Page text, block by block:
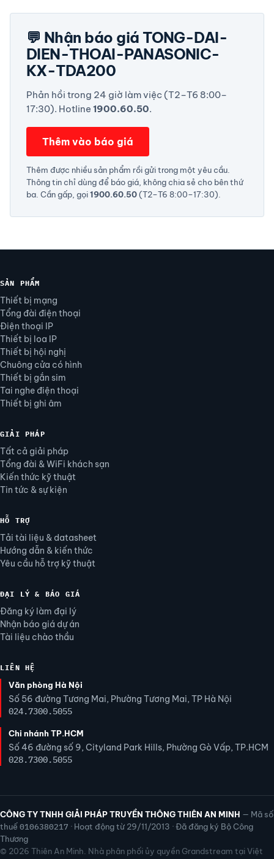
💬 Nhận báo giá TONG-DAI-
DIEN-THOAI-PANASONIC-
KX-TDA200
Phản hồi trong 24 giờ làm việc (T2–T6 8:00–
17:30). Hotline 1900.60.50.
Thêm vào báo giá
Thêm được nhiều sản phẩm rồi gửi trong một yêu cầu.
Thông tin chỉ dùng để báo giá, không chia sẻ cho bên thứ
ba. Cần gấp, gọi1900.60.50(T2–T6 8:00–17:30).
SẢN PHẨM
Thiết bị mạng
Tổng đài điện thoại
Điện thoại IP
Thiết bị loa IP
Thiết bị hội nghị
Chuông cửa có hình
Thiết bị gắn sim
Tai nghe điện thoại
Thiết bị ghi âm
GIẢI PHÁP
Tất cả giải pháp
Tổng đài & WiFi khách sạn
Kiến thức kỹ thuật
Tin tức & sự kiện
HỖ TRỢ
Tải tài liệu & datasheet
Hướng dẫn & kiến thức
Yêu cầu hỗ trợ kỹ thuật
ĐẠI LÝ & BÁO GIÁ
Đăng ký làm đại lý
Nhận báo giá dự án
Tài liệu chào thầu
LIÊN HỆ
Văn phòng Hà Nội
Số 56 đường Tương Mai, Phường Tương Mai, TP Hà Nội
024.7300.5055
Chi nhánh TP.HCM
Số 46 đường số 9, Cityland Park Hills, Phường Gò Vấp, TP.HCM
028.7300.5055
CÔNG TY TNHH GIẢI PHÁP TRUYỀN THÔNG THIÊN AN MINH — Mã số
thuế 0106380217 · Hoạt động từ 29/11/2013 · Đã đăng ký Bộ Công
Thương
© 2026 Thiên An Minh. Nhà phân phối ủy quyền Grandstream tại Việt